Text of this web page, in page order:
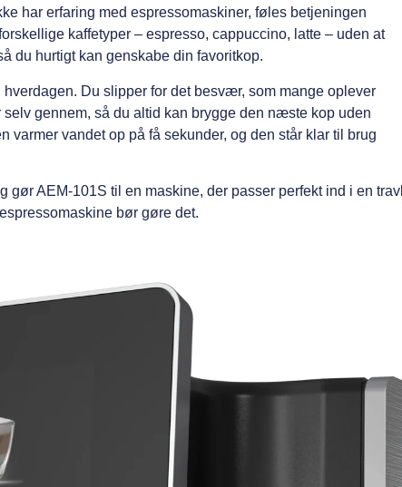
har erfaring med espressomaskiner, føles betjeningen
kaffetyper – espresso, cappuccino, latte – uden at
du hurtigt kan genskabe din favoritkop.
Du slipper for det besvær, som mange oplever
gennem, så du altid kan brygge den næste kop uden
varmer vandet op på få sekunder, og den står klar til brug
AEM-101S til en maskine, der passer perfekt ind i en travl
bør gøre det.